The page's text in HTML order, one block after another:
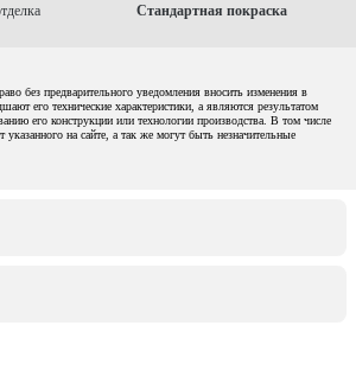
Стандартная покраска
без предварительного уведомления вносить изменения в
его технические характеристики, а являются результатом
его конструкции или технологии производства. В том числе
указанного на сайте, а так же могут быть незначительные